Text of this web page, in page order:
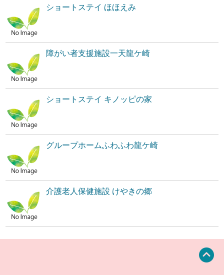
ショートステイ ほほえみ
障がい者支援施設一天龍ケ崎
ショートステイ キノッピの家
グループホームふわふわ龍ケ崎
介護老人保健施設 けやきの郷